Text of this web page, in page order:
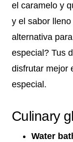
el caramelo y
y el sabor
alternativa
especial? Tus
disfrutar mejor
especial.
Culinary
Water